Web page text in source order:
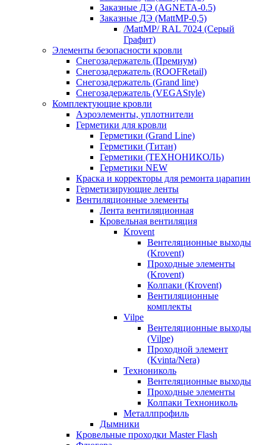
Заказные ДЭ (AGNETA-0.5)
Заказные ДЭ (MattMP-0,5)
/MattMP/ RAL 7024 (Серый
Графит)
Элементы безопасности кровли
Снегозадержатель (Премиум)
Снегозадержатель (ROOFRetail)
Снегозадержатель (Grand line)
Снегозадержатель (VEGAStyle)
Комплектующие кровли
Аэроэлементы, уплотнители
Герметики для кровли
Герметики (Grand Line)
Герметики (Титан)
Герметики (ТЕХНОНИКОЛЬ)
Герметики NEW
Краска и корректоры для ремонта царапин
Герметизирующие ленты
Вентиляционные элементы
Лента вентиляционная
Кровельная вентиляция
Krovent
Вентеляционные выходы
(Krovent)
Проходные элементы
(Krovent)
Колпаки (Krovent)
Вентиляционные
комплекты
Vilpe
Вентеляционные выходы
(Vilpe)
Проходной элемент
(Kvinta/Nera)
Технониколь
Вентеляционные выходы
Проходные элементы
Колпаки Технониколь
Металлпрофиль
Дымники
Кровельные проходки Master Flash